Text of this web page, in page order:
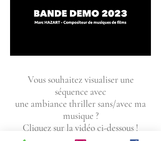
Vous souhaitez visualiser une
séquence avec
une ambiance thriller sans/avec ma
musique ?
Cliquez sur la vidéo ci-dessous !